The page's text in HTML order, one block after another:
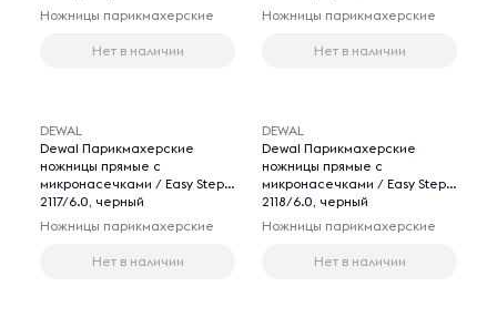
Ножницы парикмахерские
Нет в наличии
Ножницы парикмахерские
Нет в наличии
DEWAL
Dewal Парикмахерские
ножницы прямые с
микронасечками / Easy Step
2117/6.0, черный
Ножницы парикмахерские
Нет в наличии
DEWAL
Dewal Парикмахерские
ножницы прямые с
микронасечками / Easy Step
2118/6.0, черный
Ножницы парикмахерские
Нет в наличии